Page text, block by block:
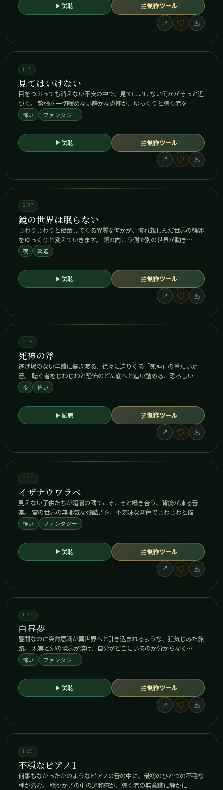
試聴
制作ツール
↗
♡
1:15
見てはいけない
目をつぶっても消えない不安の中で、見てはいけない何かがそっと近
づく。 緊張を一切緩めない静かな恐怖が、ゆっくりと聴く者を…
怖い ファンタジー
試聴
制作ツール
↗
♡
2:57
鏡の世界は眠らない
じわりじわりと侵食してくる異質な何かが、慣れ親しんだ世界の輪郭
をゆっくりと変えていきます。 鏡の向こう側で別の世界が動き…
夜 緊迫
試聴
制作ツール
↗
♡
0:48
死神の斧
逃げ場のない洋館に響き渡る、徐々に迫りくる「死神」の重たい足
音。 聴く者をじわじわと恐怖のどん底へと追い詰める、恐ろしい…
夜 怖い
試聴
制作ツール
↗
♡
0:34
イザナウワラベ
見えない子供たちが暗闇の隅でこそこそと囁き合う、背筋が凍る音
楽。 霊の世界の無邪気な残酷さを、不気味な音色でじわじわと描…
怖い ファンタジー
試聴
制作ツール
↗
♡
1:22
白昼夢
昼間なのに突然意識が異世界へと引き込まれるような、狂気じみた旅
路。 現実と幻の境界が溶け、自分がどこにいるのか分からなく…
怖い ファンタジー
試聴
制作ツール
↗
♡
1:20
不穏なピアノ1
何事もなかったかのようなピアノの音の中に、最初のひとつの不穏な
種が潜む。 穏やかさの中の違和感が、聴く者の無意識に静かに…